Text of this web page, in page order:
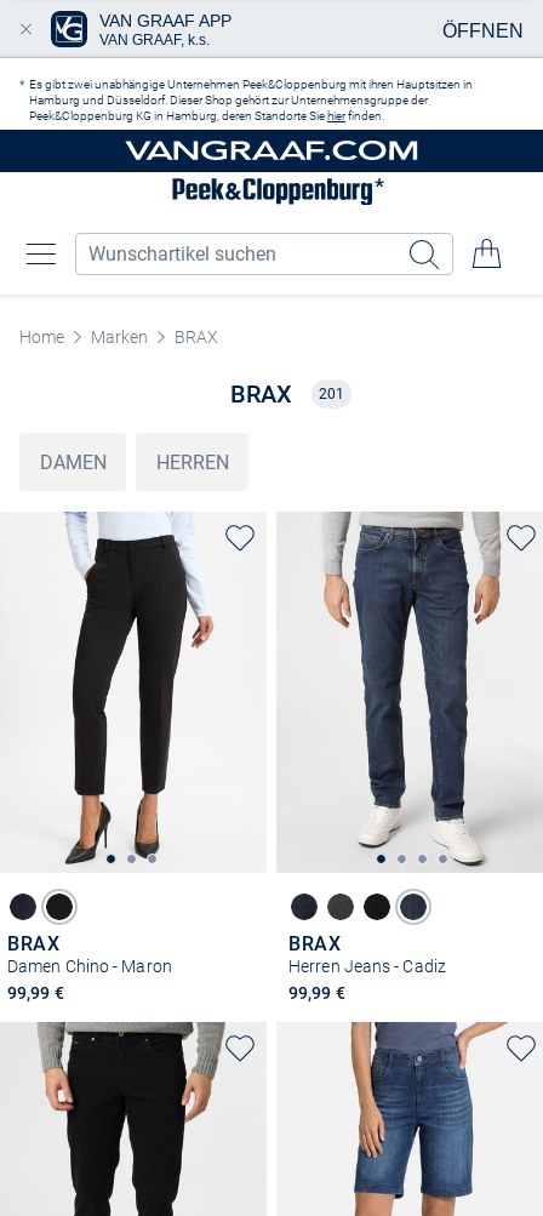
Es gibt zwei unabhängige Unternehmen Peek&Cloppenburg mit ihren Hauptsitzen in
Hamburg und Düsseldorf. Dieser Shop gehört zur Unternehmensgruppe der
Peek&Cloppenburg KG in Hamburg, deren Standorte Sie hierfinden.
Home Marken BRAX
BRAX 201
DAMEN HERREN
BRAX
Damen Chino - Maron
99,99 €
BRAX
Herren Jeans - Cadiz
99,99 €
VAN GRAAF APP
VAN GRAAF, k.s. ÖFFNEN